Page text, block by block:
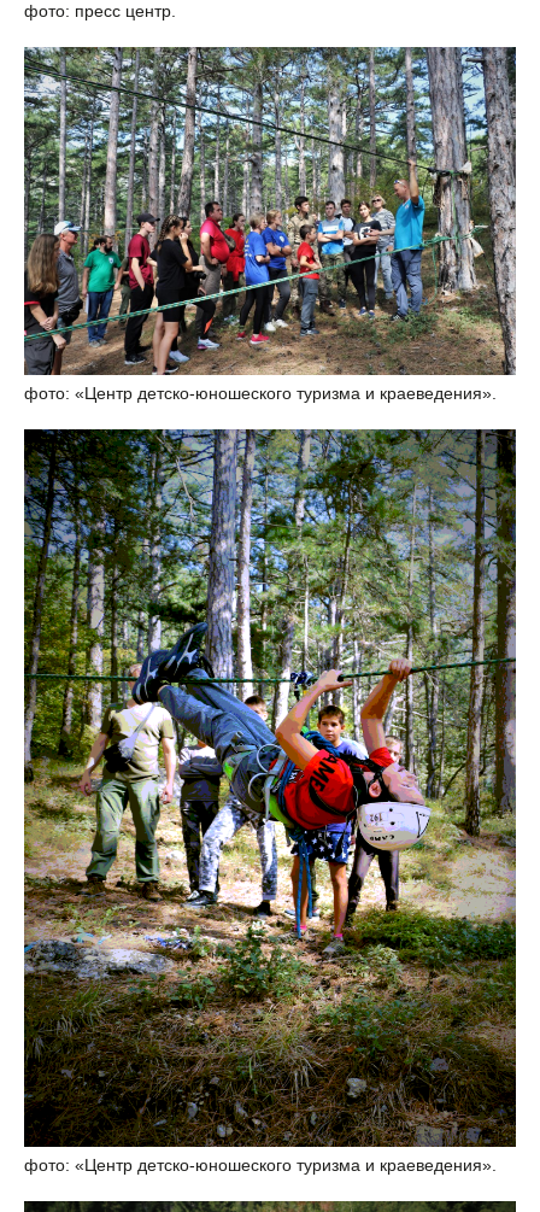
фото: пресс центр.
фото: «Центр детско-юношеского туризма и краеведения».
фото: «Центр детско-юношеского туризма и краеведения».